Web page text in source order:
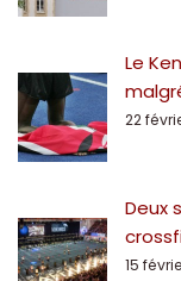
Le
22
Deux
15